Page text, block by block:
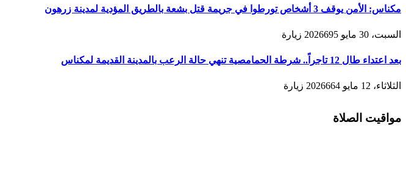
مكناس: الأمن يوقف 3 أشخاص تورطوا في جريمة قتل بشعة بالطريق المؤدية لمدينة زرهون
السبت، 30 مايو 2026 695 زيارة
بعد اعتداء طال 12 تاجراً.. شرطة الحمامصية تنهي حالة الرعب بالمدينة القديمة لمكناس
الثلاثاء، 12 مايو 2026 664 زيارة
مواقيت الصلاة